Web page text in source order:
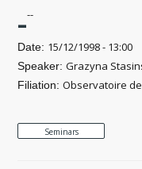
---
Date: 15/12/1998 - 13:00
Speaker:Grazyna
Filiation:Observatoire
Seminars